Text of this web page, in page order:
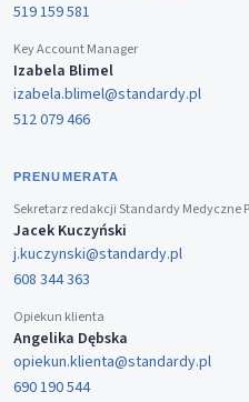
519 159 581
Key Account Manager
Izabela Blimel
izabela.blimel@standardy.pl
512 079 466
PRENUMERATA
Sekretarz redakcji Standardy Medyczne
Jacek Kuczyński
j.kuczynski@standardy.pl
608 344 363
Opiekun klienta
Angelika Dębska
opiekun.klienta@standardy.pl
690 190 544